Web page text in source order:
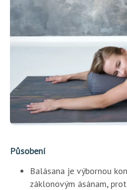
Působení
Balásana je výbornou
záklonovým ásánam,